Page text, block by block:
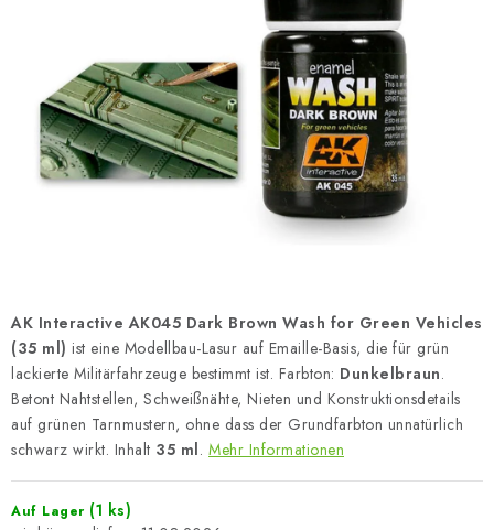
FARBEN & WERKZEUGE
PUBLIKATIONEN
Über uns Meine Bestellung
Kontakte
Versand und Bezahlung
Bedingungen und Konditionen
Datenschutzbestimmungen
Beschwerdeverfahren
Art Scale Modellbau-Glossar
AK Interactive AK045 Dark Brown Wash for Green Vehicles
(35 ml) ist eine Modellbau-Lasur auf Emaille-Basis, die für grün
lackierte Militärfahrzeuge bestimmt ist. Farbton: Dunkelbraun.
Betont Nahtstellen, Schweißnähte, Nieten und Konstruktionsdetails
auf grünen Tarnmustern, ohne dass der Grundfarbton unnatürlich
schwarz wirkt. Inhalt 35 ml. Mehr Informationen
Auf Lager (1 ks)